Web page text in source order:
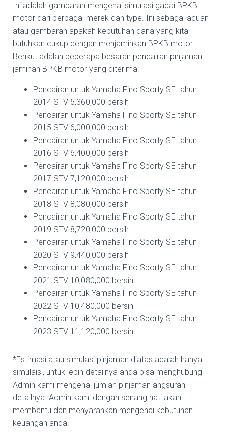
Ini adalah gambaran mengenai simulasi gadai BPKB
motor dari berbagai merek dan type. Ini sebagai acuan
atau gambaran apakah kebutuhan dana yang kita
butuhkan cukup dengan menjaminkan BPKB motor.
Berikut adalah beberapa besaran pencairan pinjaman
jaminan BPKB motor yang diterima:
Pencairan untuk Yamaha Fino Sporty SE tahun
2014 STV 5,360,000 bersih
Pencairan untuk Yamaha Fino Sporty SE tahun
2015 STV 6,000,000 bersih
Pencairan untuk Yamaha Fino Sporty SE tahun
2016 STV 6,400,000 bersih
Pencairan untuk Yamaha Fino Sporty SE tahun
2017 STV 7,120,000 bersih
Pencairan untuk Yamaha Fino Sporty SE tahun
2018 STV 8,080,000 bersih
Pencairan untuk Yamaha Fino Sporty SE tahun
2019 STV 8,720,000 bersih
Pencairan untuk Yamaha Fino Sporty SE tahun
2020 STV 9,440,000 bersih
Pencairan untuk Yamaha Fino Sporty SE tahun
2021 STV 10,080,000 bersih
Pencairan untuk Yamaha Fino Sporty SE tahun
2022 STV 10,480,000 bersih
Pencairan untuk Yamaha Fino Sporty SE tahun
2023 STV 11,120,000 bersih
*Estimasi atau simulasi pinjaman diatas adalah hanya
simulaisi, untuk lebih detailnya anda bisa menghubungi
Admin kami mengenai jumlah pinjaman angsuran
detailnya. Admin kami dengan senang hati akan
membantu dan menyarankan mengenai kebutuhan
keuangan anda.